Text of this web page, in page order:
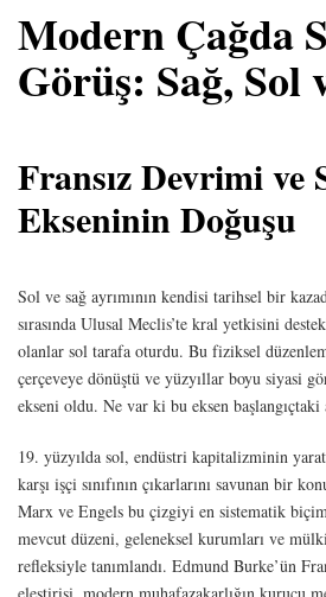
Modern Çağda
Görüş: Sağ, Sol
Fransız Devrimi ve
Ekseninin Doğuşu
Sol ve sağ ayrımının kendisi tarihsel bir
sırasında Ulusal Meclis’te kral yetkisini
olanlar sol tarafa oturdu. Bu fiziksel
çerçeveye dönüştü ve yüzyıllar boyu siyasi
ekseni oldu. Ne var ki bu eksen başlangıçtaki
19. yüzyılda sol, endüstri kapitalizminin
karşı işçi sınıfının çıkarlarını savunan bir
Marx ve Engels bu çizgiyi en sistematik
mevcut düzeni, geleneksel kurumları ve
refleksiyle tanımlandı. Edmund Burke’ün